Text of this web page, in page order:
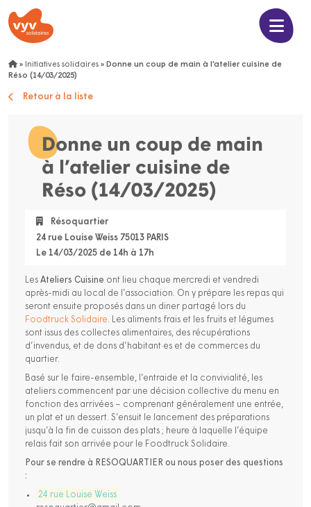
» Initiatives solidaires » Donne un coup de main à l’atelier cuisine de
Réso (14/03/2025)
Retour à la liste
Donne un coup de main
à l’atelier cuisine de
Réso (14/03/2025)
Résoquartier
24 rue Louise Weiss 75013 PARIS
Le 14/03/2025 de 14h à 17h
Les Ateliers Cuisine ont lieu chaque mercredi et vendredi
après-midi au local de l’association. On y prépare les repas qui
seront ensuite proposés dans un diner partagé lors du
Foodtruck Solidaire. Les aliments frais et les fruits et légumes
sont issus des collectes alimentaires, des récupérations
d’invendus, et de dons d’habitant·es et de commerces du
quartier.
Basé sur le faire-ensemble, l’entraide et la convivialité, les
ateliers commencent par une décision collective du menu en
fonction des arrivées – comprenant généralement une entrée,
un plat et un dessert. S’ensuit le lancement des préparations
jusqu’à la fin de cuisson des plats ; heure à laquelle l’équipe
relais fait son arrivée pour le Foodtruck Solidaire.
Pour se rendre à RESOQUARTIER ou nous poser des questions
:
24 rue Louise Weiss